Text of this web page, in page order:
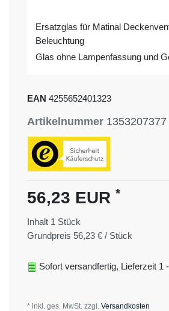
Ersatzglas für Matinal
Beleuchtung
Glas ohne Lampenfassung und
EAN 4255652401323
Artikelnummer 1353207377
56,23 EUR *
Inhalt 1 Stück
Grundpreis 56,23 € / Stück
Sofort versandfertig, Lieferzeit 1
* inkl. ges. MwSt. zzgl. Versandkosten